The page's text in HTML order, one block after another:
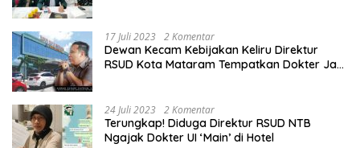
17 Juli 2023 2 Komentar
Dewan Kecam Kebijakan Keliru Direktur
RSUD Kota Mataram Tempatkan Dokter Jadi
24 Juli 2023 2 Komentar
Terungkap! Diduga Direktur RSUD NTB
Ngajak Dokter UI ‘Main’ di Hotel